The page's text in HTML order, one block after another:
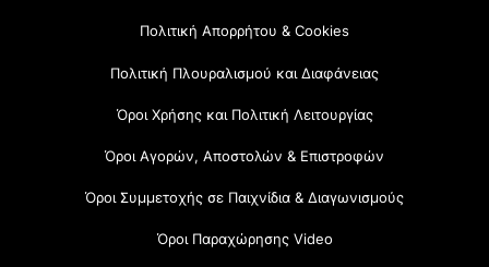
Πολιτική Απορρήτου & Cookies
Πολιτική Πλουραλισμού και Διαφάνειας
Όροι Χρήσης και Πολιτική Λειτουργίας
Όροι Αγορών, Αποστολών & Επιστροφών
Όροι Συμμετοχής σε Παιχνίδια & Διαγωνισμούς
Όροι Παραχώρησης Video